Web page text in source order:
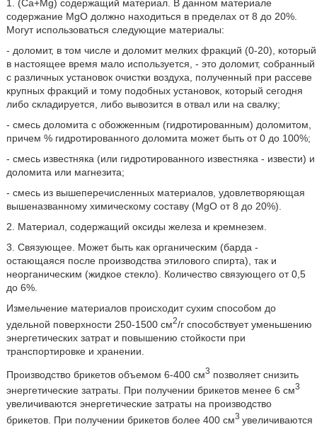
1. (Ca+Mg) содержащий материал. В данном материале
содержание MgO должно находиться в пределах от 8 до 20%.
Могут использоваться следующие материалы:
- доломит, в том числе и доломит мелких фракций (0-20), который
в настоящее время мало используется, - это доломит, собранный
с различных установок очистки воздуха, полученный при рассеве
крупных фракций и тому подобных установок, который сегодня
либо складируется, либо вывозится в отвал или на свалку;
- смесь доломита с обожженным (гидротированным) доломитом,
причем % гидротированного доломита может быть от 0 до 100%;
- смесь известняка (или гидротированного известняка - извести) и
доломита или магнезита;
- смесь из вышеперечисленных материалов, удовлетворяющая
вышеназванному химическому составу (MgO от 8 до 20%).
2. Материал, содержащий оксиды железа и кремнезем.
3. Связующее. Может быть как органическим (барда -
остающаяся после производства этилового спирта), так и
неорганическим (жидкое стекло). Количество связующего от 0,5
до 6%.
Измельчение материалов происходит сухим способом до
удельной поверхности 250-1500 см2/г способствует уменьшению
энергетических затрат и повышению стойкости при
транспортировке и хранении.
Производство брикетов объемом 6-400 см3 позволяет снизить
энергетические затраты. При получении брикетов менее 6 см3
увеличиваются энергетические затраты на производство
брикетов. При получении брикетов более 400 см3 увеличиваются